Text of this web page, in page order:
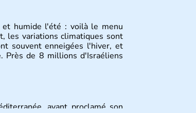
humide l'été : voilà le menu
les variations climatiques sont
souvent enneigées l'hiver, et
Près de 8 millions d'Israéliens
ayant proclamé son